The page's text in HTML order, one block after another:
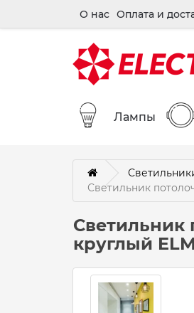
О нас Оплата и
Лампы
Светильник
Светильник
круглый